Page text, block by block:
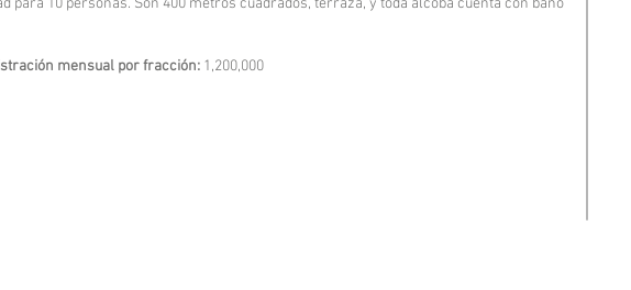
para 10 personas. Son 400 metros cuadrados, terraza, y toda alcoba cuenta con baño
mensual por fracción: 1,200,000